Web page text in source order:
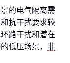
的电气隔离需
抗干扰要求较
路干扰和潜在
低压场景， 非